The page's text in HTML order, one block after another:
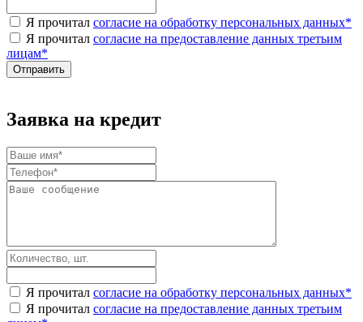
Я прочитал согласие на обработку персональных данных*
Я прочитал согласие на предоставление данных третьим
лицам*
Заявка на кредит
Я прочитал согласие на обработку персональных данных*
Я прочитал согласие на предоставление данных третьим